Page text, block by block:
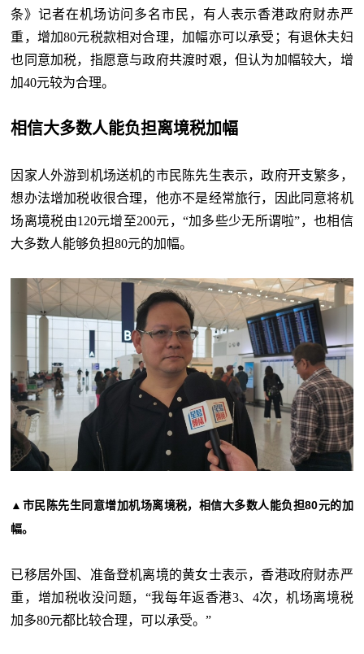
条》记者在机场访问多名市民，有人表示香港政府财赤严
重，增加80元税款相对合理，加幅亦可以承受；有退休夫妇
也同意加税，指愿意与政府共渡时艰，但认为加幅较大，增
加40元较为合理。
相信大多数人能负担离境税加幅
因家人外游到机场送机的市民陈先生表示，政府开支繁多，
想办法增加税收很合理，他亦不是经常旅行，因此同意将机
场离境税由120元增至200元，“加多些少无所谓啦”，也相信
大多数人能够负担80元的加幅。
▲市民陈先生同意增加机场离境税，相信大多数人能负担80元的加
幅。
已移居外国、准备登机离境的黄女士表示，香港政府财赤严
重，增加税收没问题， “我每年返香港3、4次，机场离境税
加多80元都比较合理，可以承受。”